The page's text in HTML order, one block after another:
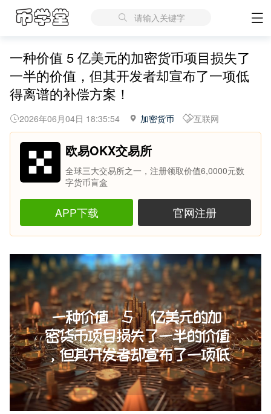
请输入关键字
一种价值 5 亿美元的加密货币项目损失了
一半的价值，但其开发者却宣布了一项低
得离谱的补偿方案！
2026年06月04日 18:35:54 加密货币 互联网
欧易OKX交易所
全球三大交易所之一，注册领取价值6,0000元数
字货币盲盒
APP下载 官网注册